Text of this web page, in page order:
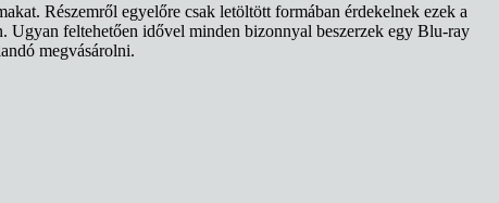
Részemről egyelőre csak letöltött formában érdekelnek ezek a
feltehetően idővel minden bizonnyal beszerzek egy Blu-ray
megvásárolni.